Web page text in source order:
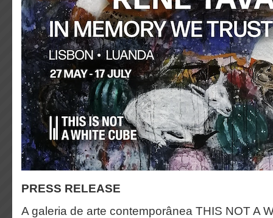
PRESS RELEASE
A galeria de arte contemporânea THIS NOT A